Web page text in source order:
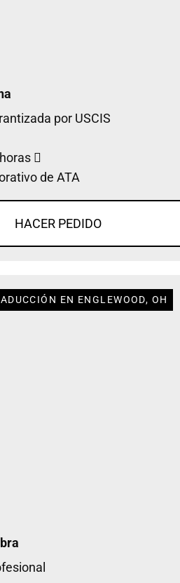
por USCIS
de ATA
HACER PEDIDO
EN ENGLEWOOD, OH